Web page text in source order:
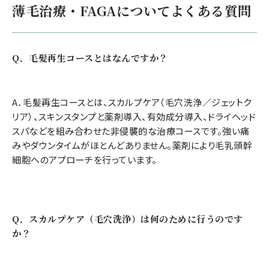
薄毛治療・FAGAについてよくある質問
Q．毛髪再生コースとはなんですか？
A．毛髪再生コースとは、スカルプケア（毛穴洗浄／ジェットク
リア）、スキンスタンプと薬剤導入、有効成分導入、ドライヘッド
スパなどを組み合わせた非侵襲的な治療コースです。強い痛
みやダウンタイムがほとんどありません。薬剤により毛乳頭幹
細胞へのアプローチを行っています。
Q．スカルプケア（毛穴洗浄）は何のために行うのです
か？